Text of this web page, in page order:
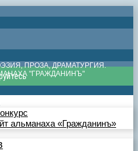
ПРОЗА, ДРАМАТУРГИЯ.
"ГРАЖДАНИНЪ"
альманаха «Гражданинъ»